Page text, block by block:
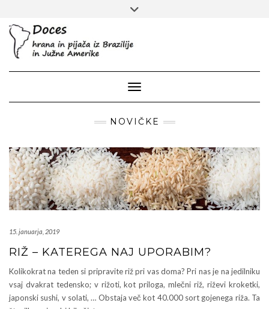
content
Toggle
Toggle Navigation
NOVIČKE
15. januarja, 2019
RIŽ – KATEREGA NAJ UPORABIM?
Kolikokrat na teden si pripravite riž pri vas doma? Pri nas je na jedilniku
vsaj dvakrat tedensko; v rižoti, kot priloga, mlečni riž, riževi kroketki,
japonski sushi, v solati, … Obstaja več kot 40.000 sort gojenega riža. Ta